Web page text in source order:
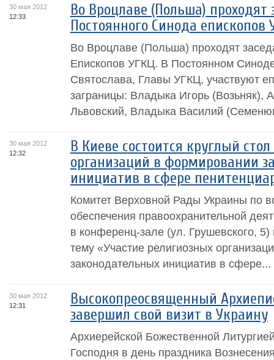
30 мая 2012
12:33
Во Вроцлаве (Польша) проходят
Постоянного Синода епископов
Во Вроцлаве (Польша) проходят
Епископов УГКЦ. В Постоянном
Святослава, Главы УГКЦ, участвуют
заграницы: Владыка Игорь (Возьняк),
Львовский, Владыка Василий
30 мая 2012
12:32
В Киеве состоится круглый
организаций в формировании
инициатив в сфере
Комитет Верховной Рады Украины по
обеспечения правоохранительной
в конференц-зале (ул. Грушевского,
тему «Участие религиозных
законодательных инициатив в сфере...
30 мая 2012
12:31
Высокопреосвященный
завершил свой визит в Украину
Архиерейской Божественной
Господня в день праздника